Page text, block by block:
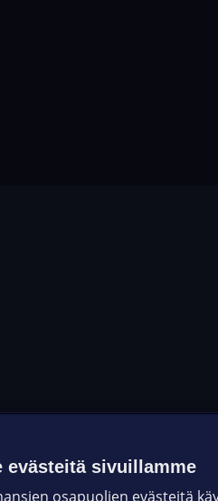
evästeitä sivuillamme
osapuolien evästeitä